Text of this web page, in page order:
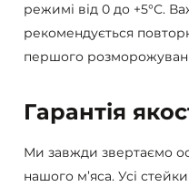
режимі від 0 до +5°С.
рекомендується
першого
Гарантія
Ми завжди звертаємо
нашого м’яса. Усі